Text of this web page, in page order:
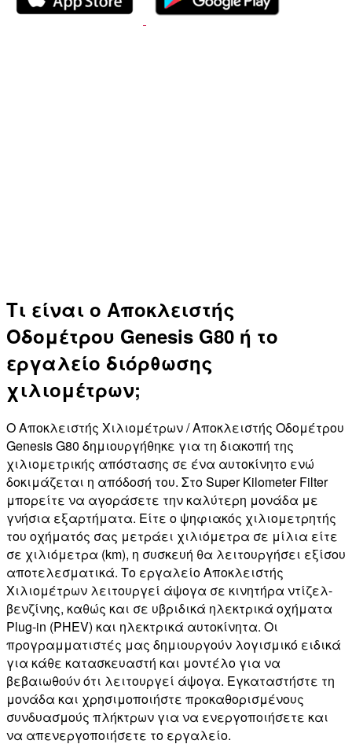
Τι είναι ο Αποκλειστής
Οδομέτρου Genesis G80 ή το
εργαλείο διόρθωσης
χιλιομέτρων;
Ο Αποκλειστής Χιλιομέτρων / Αποκλειστής Οδομέτρου
Genesis G80 δημιουργήθηκε για τη διακοπή της
χιλιομετρικής απόστασης σε ένα αυτοκίνητο ενώ
δοκιμάζεται η απόδοσή του. Στο Super Kilometer Filter
μπορείτε να αγοράσετε την καλύτερη μονάδα με
γνήσια εξαρτήματα. Είτε ο ψηφιακός χιλιομετρητής
του οχήματός σας μετράει χιλιόμετρα σε μίλια είτε
σε χιλιόμετρα (km), η συσκευή θα λειτουργήσει εξίσου
αποτελεσματικά. Το εργαλείο Αποκλειστής
Χιλιομέτρων λειτουργεί άψογα σε κινητήρα ντίζελ-
βενζίνης, καθώς και σε υβριδικά ηλεκτρικά οχήματα
Plug-in (PHEV) και ηλεκτρικά αυτοκίνητα. Οι
προγραμματιστές μας δημιουργούν λογισμικό ειδικά
για κάθε κατασκευαστή και μοντέλο για να
βεβαιωθούν ότι λειτουργεί άψογα. Εγκαταστήστε τη
μονάδα και χρησιμοποιήστε προκαθορισμένους
συνδυασμούς πλήκτρων για να ενεργοποιήσετε και
να απενεργοποιήσετε το εργαλείο.